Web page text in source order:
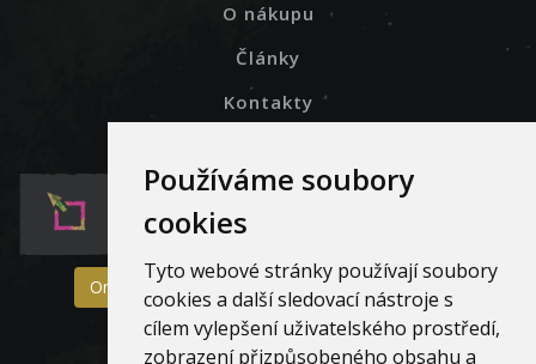
Používáme soubory
cookies
Tyto webové stránky používají soubory
cookies a další sledovací nástroje s
cílem vylepšení uživatelského prostředí,
zobrazení přizpůsobeného obsahu a
O nákupu
Články
Kontakty
On-line formulář pro reklamaci a vrácení zboží